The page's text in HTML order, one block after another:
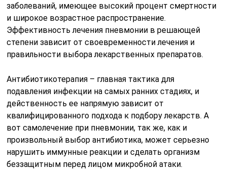
заболеваний, имеющее высокий процент смертности
и широкое возрастное распространение.
Эффективность лечения пневмонии в решающей
степени зависит от своевременности лечения и
правильности выбора лекарственных препаратов.
Антибиотикотерапия – главная тактика для
подавления инфекции на самых ранних стадиях, и
действенность ее напрямую зависит от
квалифицированного подхода к подбору лекарств. А
вот самолечение при пневмонии, так же, как и
произвольный выбор антибиотика, может серьезно
нарушить иммунные реакции и сделать организм
беззащитным перед лицом микробной атаки.